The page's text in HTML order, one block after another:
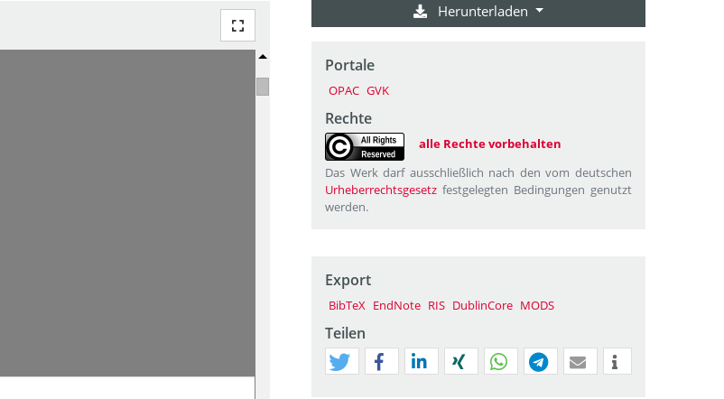
Herunterladen
Portale
OPAC GVK
Rechte
alle Rechte vorbehalten
Das Werk darf ausschließlich nach den vom deutschen
Urheberrechtsgesetz festgelegten Bedingungen genutzt
werden.
Export
BibTeX EndNote RIS DublinCore MODS
Teilen